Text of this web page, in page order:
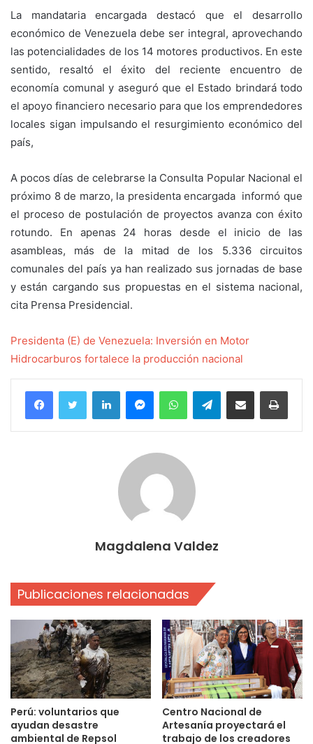
La mandataria encargada destacó que el desarrollo
económico de Venezuela debe ser integral, aprovechando
las potencialidades de los 14 motores productivos. En este
sentido, resaltó el éxito del reciente encuentro de
economía comunal y aseguró que el Estado brindará todo
el apoyo financiero necesario para que los emprendedores
locales sigan impulsando el resurgimiento económico del
país,
A pocos días de celebrarse la Consulta Popular Nacional el
próximo 8 de marzo, la presidenta encargada informó que
el proceso de postulación de proyectos avanza con éxito
rotundo. En apenas 24 horas desde el inicio de las
asambleas, más de la mitad de los 5.336 circuitos
comunales del país ya han realizado sus jornadas de base
y están cargando sus propuestas en el sistema nacional,
cita Prensa Presidencial.
Presidenta (E) de Venezuela: Inversión en Motor
Hidrocarburos fortalece la producción nacional
FacebookTwitter LinkedInMessengerWhatsAppTelegramCompartir por correo electrónico
Magdalena Valdez
Publicaciones relacionadas
Perú: voluntarios que
ayudan desastre
ambiental de Repsol
Centro Nacional de
Artesanía proyectará el
trabajo de los creadores